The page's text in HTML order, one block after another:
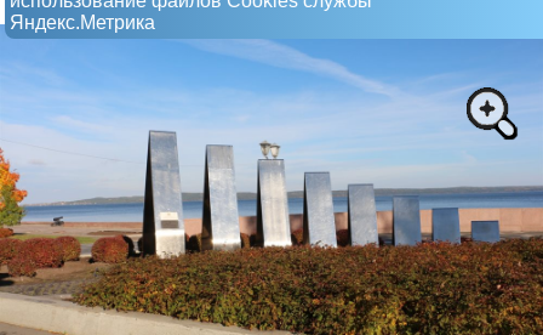
Яндекс.Метрика